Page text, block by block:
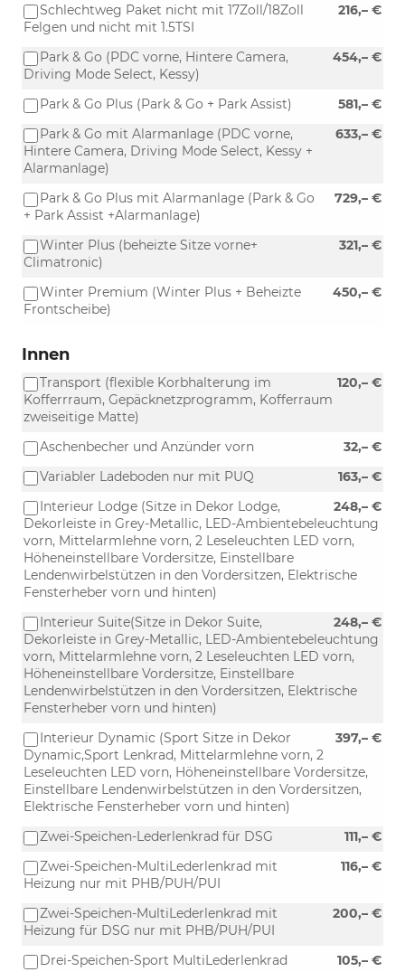
216,– €
Schlechtweg Paket nicht mit 17Zoll/18Zoll
Felgen und nicht mit 1.5TSI
454,– €
Park & Go (PDC vorne, Hintere Camera,
Driving Mode Select, Kessy)
581,– €
Park & Go Plus (Park & Go + Park Assist)
633,– €
Park & Go mit Alarmanlage (PDC vorne,
Hintere Camera, Driving Mode Select, Kessy +
Alarmanlage)
729,– €
Park & Go Plus mit Alarmanlage (Park & Go
+ Park Assist +Alarmanlage)
321,– €
Winter Plus (beheizte Sitze vorne+
Climatronic)
450,– €
Winter Premium (Winter Plus + Beheizte
Frontscheibe)
Innen
120,– €
Transport (flexible Korbhalterung im
Kofferrraum, Gepäcknetzprogramm, Kofferraum
zweiseitige Matte)
32,– €
Aschenbecher und Anzünder vorn
163,– €
Variabler Ladeboden nur mit PUQ
248,– €
Interieur Lodge (Sitze in Dekor Lodge,
Dekorleiste in Grey-Metallic, LED-Ambientebeleuchtung
vorn, Mittelarmlehne vorn, 2 Leseleuchten LED vorn,
Höheneinstellbare Vordersitze, Einstellbare
Lendenwirbelstützen in den Vordersitzen, Elektrische
Fensterheber vorn und hinten)
248,– €
Interieur Suite(Sitze in Dekor Suite,
Dekorleiste in Grey-Metallic, LED-Ambientebeleuchtung
vorn, Mittelarmlehne vorn, 2 Leseleuchten LED vorn,
Höheneinstellbare Vordersitze, Einstellbare
Lendenwirbelstützen in den Vordersitzen, Elektrische
Fensterheber vorn und hinten)
397,– €
Interieur Dynamic (Sport Sitze in Dekor
Dynamic,Sport Lenkrad, Mittelarmlehne vorn, 2
Leseleuchten LED vorn, Höheneinstellbare Vordersitze,
Einstellbare Lendenwirbelstützen in den Vordersitzen,
Elektrische Fensterheber vorn und hinten)
111,– €
Zwei-Speichen-Lederlenkrad für DSG
116,– €
Zwei-Speichen-MultiLederlenkrad mit
Heizung nur mit PHB/PUH/PUI
200,– €
Zwei-Speichen-MultiLederlenkrad mit
Heizung für DSG nur mit PHB/PUH/PUI
105,– €
Drei-Speichen-Sport MultiLederlenkrad